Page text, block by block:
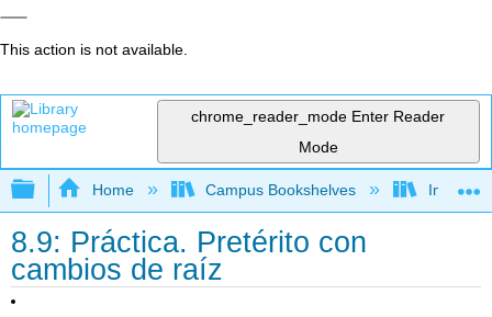
This action is not available.
chrome_reader_mode Enter Reader
Mode
Expand/collapse global hierarchy
Home Campus Bookshelves Imperial
8.9: Práctica. Pretérito con
cambios de raíz